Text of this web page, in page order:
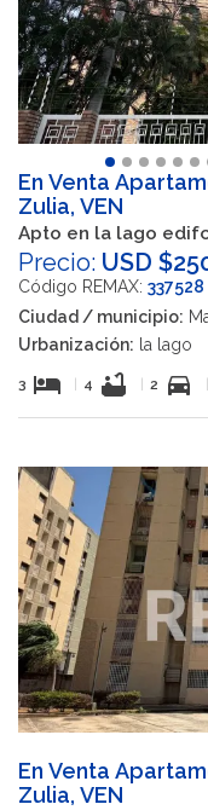
En Venta
Zulia, VEN
Apto en la lago
Precio: USD
Código REMAX: 337528
Ciudad / municipio:
Urbanización: la lago
3 hotel 4 bathtub 2 directions_car
En Venta
Zulia, VEN